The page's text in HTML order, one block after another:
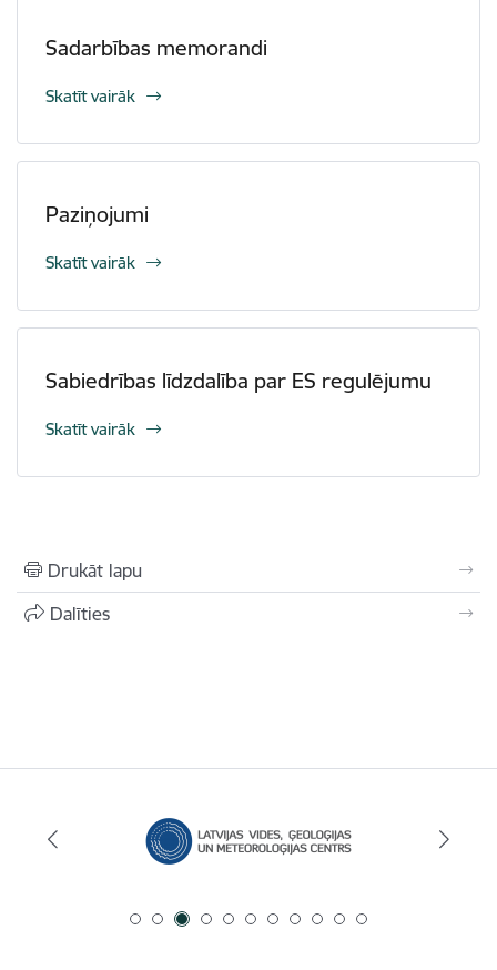
Sadarbības memorandi
Skatīt vairāk
Paziņojumi
Skatīt vairāk
Sabiedrības līdzdalība par ES regulējumu
Skatīt vairāk
Drukāt lapu
Dalīties